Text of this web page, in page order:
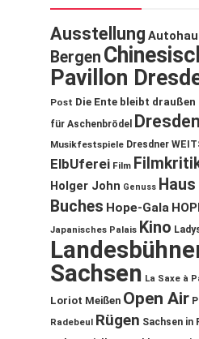
Ausstellung
Bergen
Pavillon
Post Die Ente bleibt draußen
für Aschenbrödel
Dresden
Musikfestspiele Dresdner
ElbUferei Film
Holger John Genuss
Buches Hope-Gala
Japanisches Palais Kino
Sachsen La Saxe à
Loriot Meißen Open Air
Radebeul Rügen Sachsen in